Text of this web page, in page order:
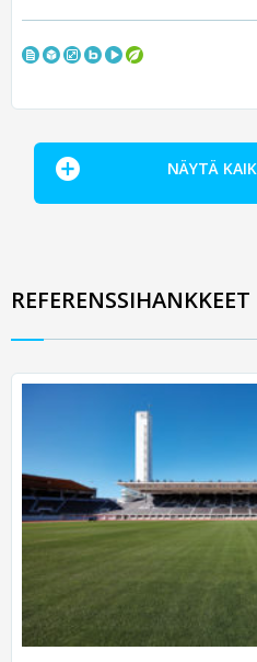
NÄYTÄ
REFERENSSIHANKKEET